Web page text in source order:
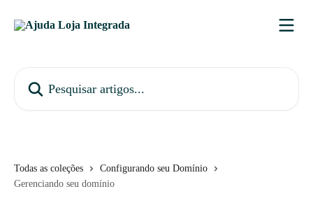
Todas as coleções
Configurando seu Domínio
Gerenciando seu domínio